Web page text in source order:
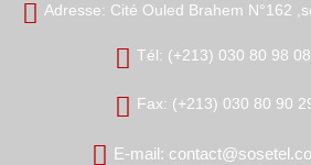
Adresse: Cité Ouled Brahem N°162
Tél: (+213) 030 80 98 08
Fax: (+213) 030 80 90
E-mail: